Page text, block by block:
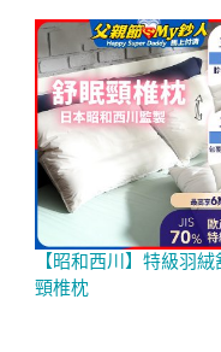
【昭和西川】特級羽絨
頸椎枕